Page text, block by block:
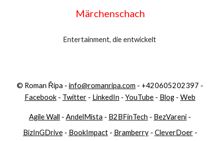
Märchenschach
Entertainment, die entwickelt
© Roman Řípa - info@romanripa.com - +420605202397 -
Facebook - Twitter - LinkedIn - YouTube - Blog - Web
Agile Wall - AndelMista - B2BFinTech - BezVareni -
BizInGDrive- BookImpact- Bramberry- CleverDoer-